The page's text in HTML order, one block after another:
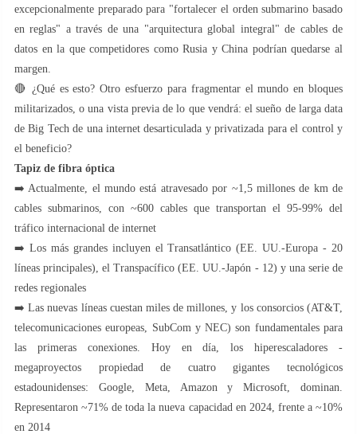
excepcionalmente preparado para "fortalecer el orden submarino basado
en reglas" a través de una "arquitectura global integral" de cables de
datos en la que competidores como Rusia y China podrían quedarse al
margen.
🔴 ¿Qué es esto? Otro esfuerzo para fragmentar el mundo en bloques
militarizados, o una vista previa de lo que vendrá: el sueño de larga data
de Big Tech de una internet desarticulada y privatizada para el control y
el beneficio?
Tapiz de fibra óptica
➡️ Actualmente, el mundo está atravesado por ~1,5 millones de km de
cables submarinos, con ~600 cables que transportan el 95-99% del
tráfico internacional de internet
➡️ Los más grandes incluyen el Transatlántico (EE. UU.-Europa - 20
líneas principales), el Transpacífico (EE. UU.-Japón - 12) y una serie de
redes regionales
➡️ Las nuevas líneas cuestan miles de millones, y los consorcios (AT&T,
telecomunicaciones europeas, SubCom y NEC) son fundamentales para
las primeras conexiones. Hoy en día, los hiperescaladores -
megaproyectos propiedad de cuatro gigantes tecnológicos
estadounidenses: Google, Meta, Amazon y Microsoft, dominan.
Representaron ~71% de toda la nueva capacidad en 2024, frente a ~10%
en 2014